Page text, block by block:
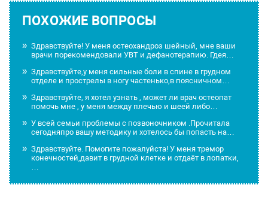
ПОХОЖИЕ ВОПРОСЫ
Здравствуйте! У меня остеохандроз шейный, мне ваши
врачи порекомендовали УВТ и дефанотерапию. Гдея…
Здравствуйте,у меня сильные боли в спине в грудном
отделе и прострелы в ногу частенько,в поясничном…
Здравствуйте, я хотел узнать , может ли врач остеопат
помочь мне , у меня между плечью и шеей либо…
У всей семьи проблемы с позвоночником .Прочитала
сегодняпро вашу методику и хотелось бы попасть на…
Здравствуйте. Помогите пожалуйста! У меня тремор
конечностей,давит в грудной клетке и отдаёт в лопатки,